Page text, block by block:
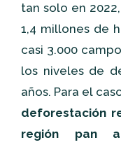
tan solo en
1,4 millones de
casi 3.000
los niveles de
años. Para el
deforestación
región pan